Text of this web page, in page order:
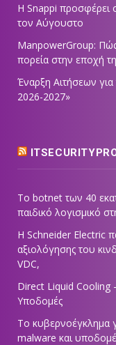
Η Snappi προσφέρει
τον Αύγουστο
ManpowerGroup:
πορεία στην εποχή
Έναρξη Αιτήσεων
2026-2027»
Το botnet των 40
παιδικό λογισμικό
Η Schneider Electric
αξιολόγησης του
VDC,
Direct Liquid Cooling
Υποδομές
Το κυβερνοέγκλημα
malware και